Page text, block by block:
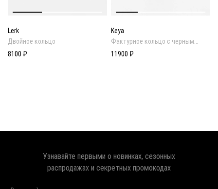
Lerk
Двойное кольцо
8100 ₽
Keya
Фактурное кольцо c черным
родиевым покрытием
11900 ₽
Узнавайте первыми о новинках, сезонных
распродажах и секретных промокодах